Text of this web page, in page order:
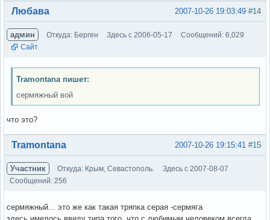
Вне форума #14
2007-10-26 19:03:49
Любава
админ Откуда: Берген Здесь с 2006-05-17
Сообщений: 6,029
Сайт
Tramontana пишет:
сермяжный вой
что это?
Вне форума #15
2007-10-26 19:15:41
Tramontana
Участник Откуда: Крым, Севастополь.
Здесь с 2007-08-07
Сообщений: 256
сермяжный... это же как такая тряпка серая -сермяга